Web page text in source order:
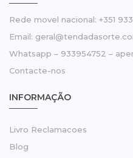
Rede movel nacional: +351
Email:
Whatsapp – 933954752 –
Contacte-nos
INFORMAÇÃO
Livro Reclamacoes
Blog